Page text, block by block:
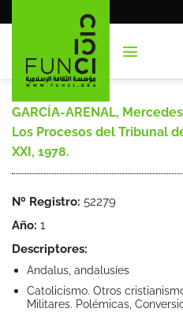
al
GARCÍA-ARENAL,
Los Procesos del Tribunal
XXI, 1978.
Nº Registro: 52279
Año: 1
Descriptores:
Andalus, andalusíes
Catolicismo. Otros
Militares. Polémicas,